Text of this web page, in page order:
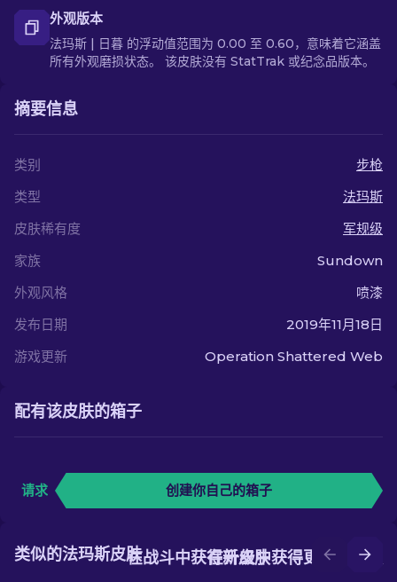
外观版本
法玛斯 | 日暮 的浮动值范围为 0.00 至 0.60，意味着它涵盖
所有外观磨损状态。 该皮肤没有 StatTrak 或纪念品版本。
摘要信息
类别
步枪
类型
法玛斯
皮肤稀有度
军规级
家族
Sundown
外观风格
喷漆
发布日期
2019年11月18日
游戏更新
Operation Shattered Web
配有该皮肤的箱子
请求 创建你自己的箱子
在升级中获得更好的皮肤
在战斗中获得新皮肤
类似的法玛斯皮肤